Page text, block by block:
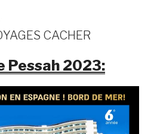
CACHER
Pessah 2023: